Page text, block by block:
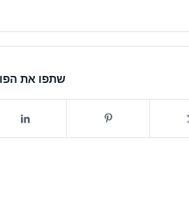
שתפו את